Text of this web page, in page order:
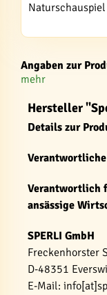
Angaben zur
mehr
Hersteller
Details zur
Verantwortlich
ansässige
SPERLI GmbH
Freckenhorster
D-48351
E-Mail: